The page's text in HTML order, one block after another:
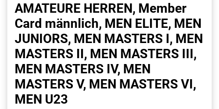
AMATEURE HERREN, Member
Card männlich, MEN ELITE, MEN
JUNIORS, MEN MASTERS I, MEN
MASTERS II, MEN MASTERS III,
MEN MASTERS IV, MEN
MASTERS V, MEN MASTERS VI,
MEN U23